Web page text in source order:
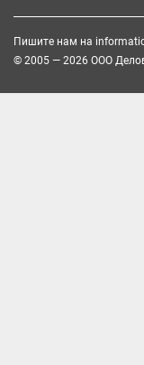
Пишите нам на
© 2005 — 2026 ООО